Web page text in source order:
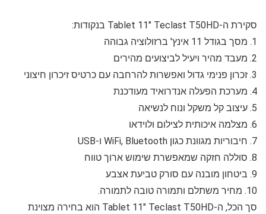
סקירת ה-Tablet 11" Teclast T50HD בנקודות:
1. מסך בגודל 11 אינץ' ברזולוציה גבוהה
2. מעבד מהיר ויעיל לביצועים מהירים
3. זכרון פנימי גדול ואפשרות להרחבה עם כרטיס זיכרון חיצוני
4. מערכת הפעלה אנדרואיד מעודכנת
5. עיצוב קל משקל ונוח לנשיאה
6. מצלמה איכותית לצילום ולוידאו
7. חיבוריות מגוונת כגון WiFi, Bluetooth ו-USB
8. סוללה חזקה שמאפשרת שימוש ארוך טווח
9. ביטחון מובנה עם סורק טביעת אצבע
10. מחיר משתלם ותמורה טובה לתמורה.
סך הכל, ה-Tablet 11" Teclast T50HD הוא בחירה מצוינת